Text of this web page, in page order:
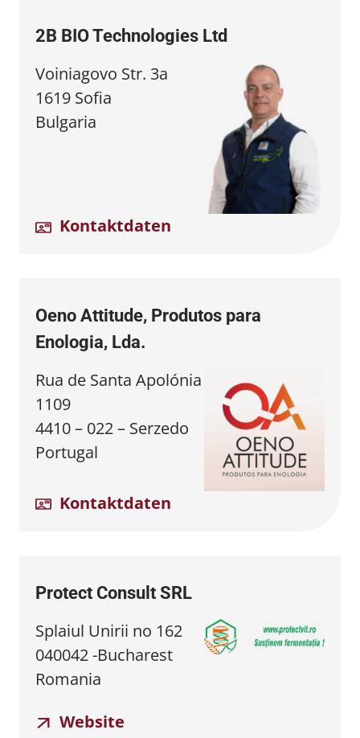
2B BIO Technologies Ltd
Voiniagovo Str. 3a
1619 Sofia
Bulgaria
Kontaktdaten
Oeno Attitude, Produtos para
Enologia, Lda.
Rua de Santa Apolónia
1109
4410 – 022 – Serzedo
Portugal
Kontaktdaten
Protect Consult SRL
Splaiul Unirii no 162
040042 -Bucharest
Romania
Website